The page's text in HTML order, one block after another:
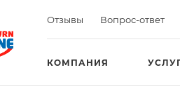
Отзывы Вопрос-ответ
КОМПАНИЯ